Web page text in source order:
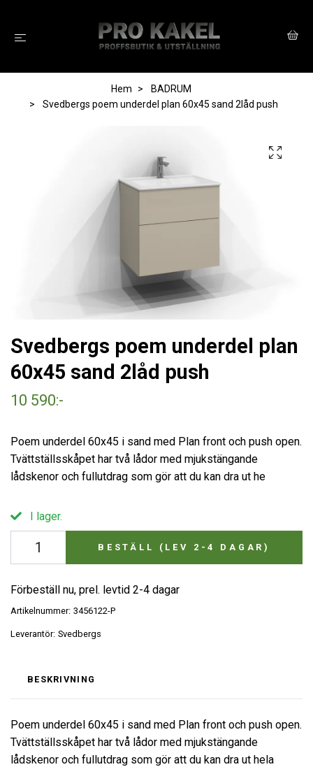
Hem
BADRUM
Svedbergs poem underdel plan 60x45 sand 2låd push
Svedbergs poem underdel plan
60x45 sand 2låd push
10 590:-
Poem underdel 60x45 i sand med Plan front och push open.
Tvättställsskåpet har två lådor med mjukstängande
lådskenor och fullutdrag som gör att du kan dra ut he
I lager.
BESTÄLL (LEV 2-4 DAGAR)
Förbeställ nu, prel. levtid 2-4 dagar
Artikelnummer: 3456122-P
Leverantör: Svedbergs
BESKRIVNING
Poem underdel 60x45 i sand med Plan front och push open.
Tvättställsskåpet har två lådor med mjukstängande
lådskenor och fullutdrag som gör att du kan dra ut hela